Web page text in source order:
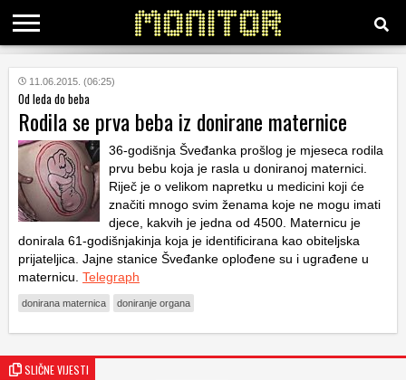
KATEGORIJE
HRVATSKI
WEB
11.06.2015. (06:25)
Od leda do beba
Rodila se prva beba iz donirane maternice
36-godišnja Šveđanka prošlog je mjeseca rodila
prvu bebu koja je rasla u doniranoj maternici.
Riječ je o velikom napretku u medicini koji će
značiti mnogo svim ženama koje ne mogu imati
djece, kakvih je jedna od 4500. Maternicu je
donirala 61-godišnjakinja koja je identificirana kao obiteljska
prijateljica. Jajne stanice Šveđanke oplođene su i ugrađene u
maternicu. Telegraph
donirana maternica doniranje organa
SLIČNE VIJESTI